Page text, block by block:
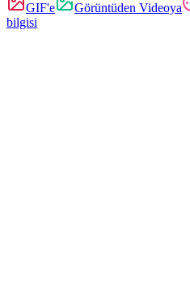
GIF'e
Görüntüden Videoya
bilgisi